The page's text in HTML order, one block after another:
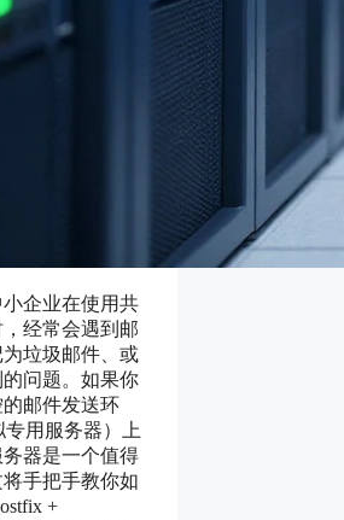
企业在使用共
经常会遇到邮
垃圾邮件、或
问题。如果你
邮件发送环
用服务器）上
器是一个值得
手把手教你如
+